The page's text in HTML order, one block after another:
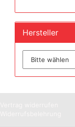
Hersteller